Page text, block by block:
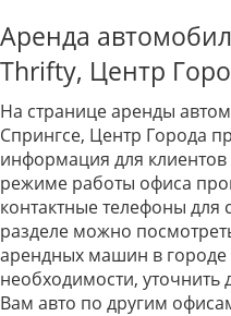
Аренда
Thrifty, Центр
На странице аренды
Спрингсе, Центр Города
информация для
режиме работы офиса
контактные телефоны для
разделе можно
арендных машин в городе
необходимости,
Вам авто по другим